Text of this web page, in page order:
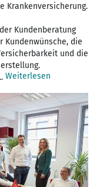
Krankenversicherung.
Kundenberatung
Kundenwünsche, die
und die
Weiterlesen